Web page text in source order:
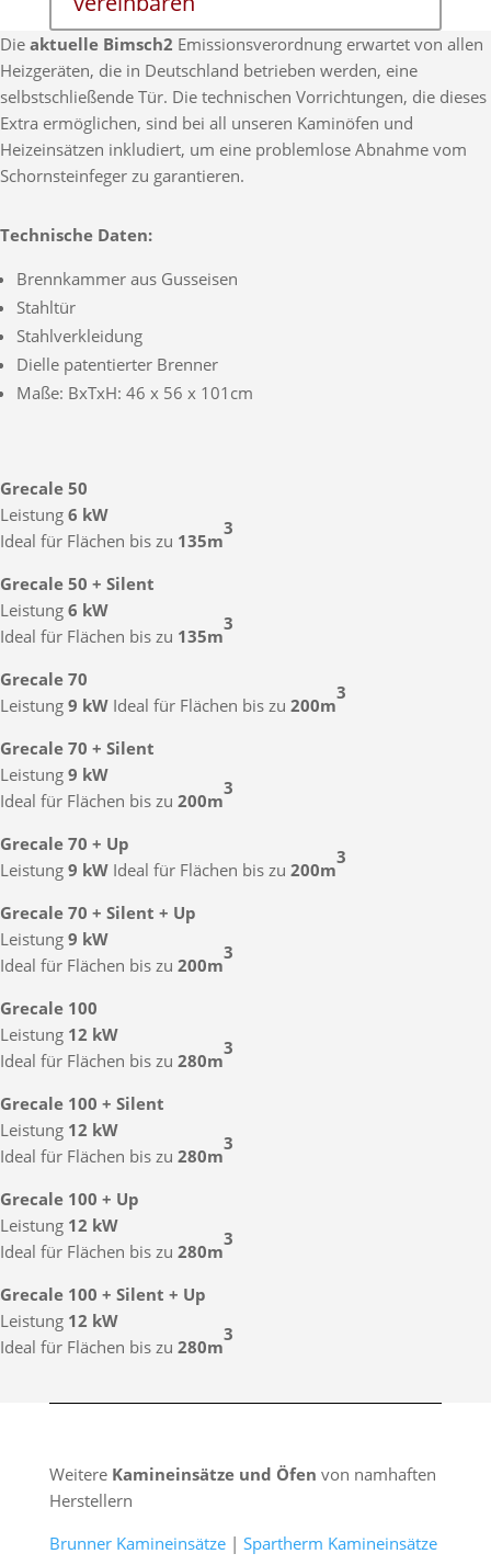
Die aktuelle Bimsch2 Emissionsverordnung erwartet von allen
Heizgeräten, die in Deutschland betrieben werden, eine
selbstschließende Tür. Die technischen Vorrichtungen, die dieses
Extra ermöglichen, sind bei all unseren Kaminöfen und
Heizeinsätzen inkludiert, um eine problemlose Abnahme vom
Schornsteinfeger zu garantieren.
Technische Daten:
Brennkammer aus Gusseisen
Stahltür
Stahlverkleidung
Dielle patentierter Brenner
Maße: BxTxH: 46 x 56 x 101cm
Grecale 50
Leistung 6 kW
Ideal für Flächen bis zu 135m
3
Grecale 50 + Silent
Leistung 6 kW
Ideal für Flächen bis zu 135m
3
Grecale 70
Leistung 9 kW Ideal für Flächen bis zu 200m
3
Grecale 70 + Silent
Leistung 9 kW
Ideal für Flächen bis zu 200m
3
Grecale 70 + Up
Leistung 9 kW Ideal für Flächen bis zu 200m
3
Grecale 70 + Silent + Up
Leistung 9 kW
Ideal für Flächen bis zu 200m
3
Grecale 100
Leistung 12 kW
Ideal für Flächen bis zu 280m
3
Grecale 100 + Silent
Leistung 12 kW
Ideal für Flächen bis zu 280m
3
Grecale 100 + Up
Leistung 12 kW
Ideal für Flächen bis zu 280m
3
Grecale 100 + Silent + Up
Leistung 12 kW
Ideal für Flächen bis zu 280m
3
Weitere Kamineinsätze und Öfen von namhaften
Herstellern
Brunner Kamineinsätze| Spartherm Kamineinsätze